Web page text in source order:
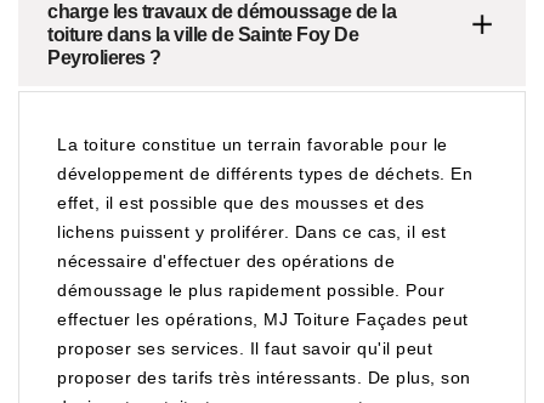
charge les travaux de démoussage de la
toiture dans la ville de Sainte Foy De
Peyrolieres ?
La toiture constitue un terrain favorable pour le
développement de différents types de déchets. En
effet, il est possible que des mousses et des
lichens puissent y proliférer. Dans ce cas, il est
nécessaire d'effectuer des opérations de
démoussage le plus rapidement possible. Pour
effectuer les opérations, MJ Toiture Façades peut
proposer ses services. Il faut savoir qu'il peut
proposer des tarifs très intéressants. De plus, son